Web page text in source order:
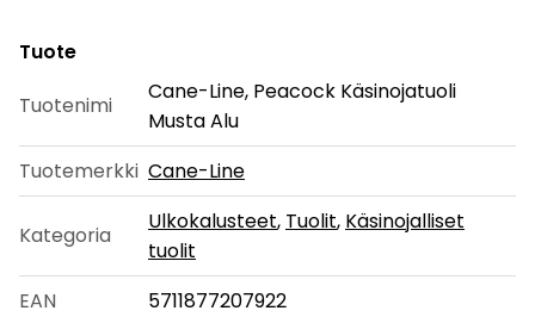
Tuote
Tuotenimi
Cane-Line, Peacock Käsinojatuoli
Musta Alu
Tuotemerkki Cane-Line
Kategoria
Ulkokalusteet, Tuolit, Käsinojalliset
tuolit
EAN
5711877207922